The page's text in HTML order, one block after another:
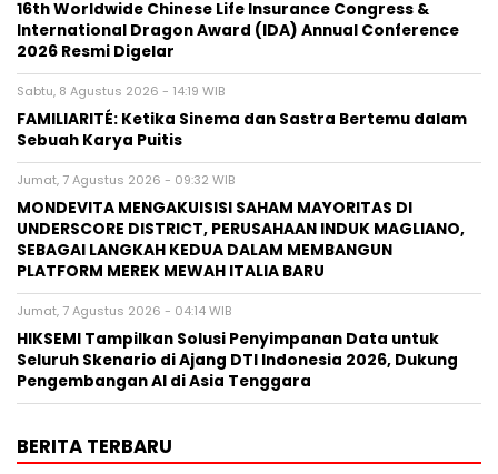
16th Worldwide Chinese Life Insurance Congress &
International Dragon Award (IDA) Annual Conference
2026 Resmi Digelar
Sabtu, 8 Agustus 2026 - 14:19 WIB
FAMILIARITÉ: Ketika Sinema dan Sastra Bertemu dalam
Sebuah Karya Puitis
Jumat, 7 Agustus 2026 - 09:32 WIB
MONDEVITA MENGAKUISISI SAHAM MAYORITAS DI
UNDERSCORE DISTRICT, PERUSAHAAN INDUK MAGLIANO,
SEBAGAI LANGKAH KEDUA DALAM MEMBANGUN
PLATFORM MEREK MEWAH ITALIA BARU
Jumat, 7 Agustus 2026 - 04:14 WIB
HIKSEMI Tampilkan Solusi Penyimpanan Data untuk
Seluruh Skenario di Ajang DTI Indonesia 2026, Dukung
Pengembangan AI di Asia Tenggara
BERITA TERBARU